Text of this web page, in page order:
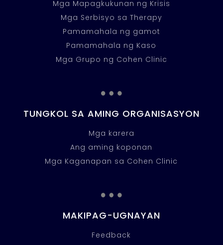
Mga Mapagkukunan ng Krisis
Mga Serbisyo sa Therapy
Pamamahala ng gamot
Pamamahala ng Kaso
Mga Grupo ng Cohen Clinic
…
TUNGKOL SA AMING ORGANISASYON
Mga karera
Ang aming koponan
Mga Kaganapan sa Cohen Clinic
…
MAKIPAG-UGNAYAN
Feedback